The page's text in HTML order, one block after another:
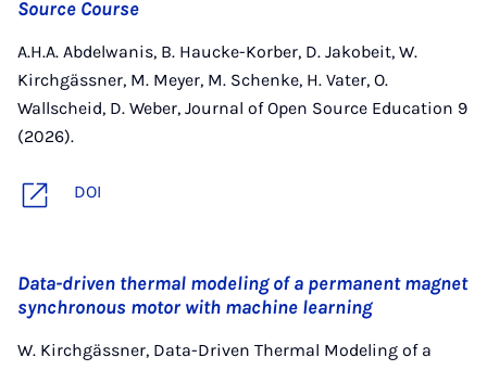
Source Course
A.H.A. Abdelwanis, B. Haucke-Korber, D. Jakobeit, W.
Kirchgässner, M. Meyer, M. Schenke, H. Vater, O.
Wallscheid, D. Weber, Journal of Open Source Education 9
(2026).
DOI
Data-driven thermal modeling of a permanent magnet
synchronous motor with machine learning
W. Kirchgässner, Data-Driven Thermal Modeling of a